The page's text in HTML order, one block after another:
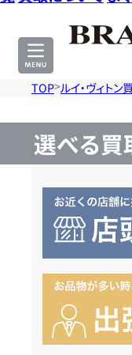
TOP ルイ・ヴィトン
選べる買